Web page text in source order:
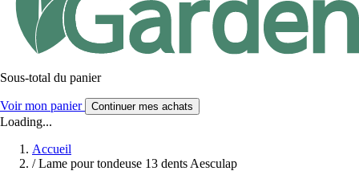
Sous-total du panier
Voir mon panier Continuer mes achats
Loading...
Accueil
/ Lame pour tondeuse 13 dents Aesculap